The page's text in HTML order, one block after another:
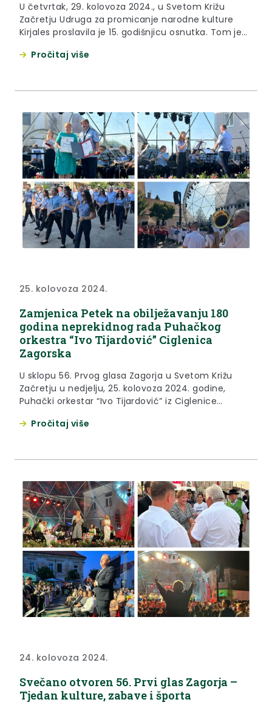
U četvrtak, 29. kolovoza 2024., u Svetom Križu
Začretju Udruga za promicanje narodne kulture
Kirjales proslavila je 15. godišnjicu osnutka. Tom je
članicama Udruge uručila prigodnu zahvalnicu i
Pročitaj više
25. kolovoza 2024.
Zamjenica Petek na obilježavanju 180
godina neprekidnog rada Puhačkog
orkestra “Ivo Tijardović” Ciglenica
Zagorska
U sklopu 56. Prvog glasa Zagorja u Svetom Križu
Začretju u nedjelju, 25. kolovoza 2024. godine,
Puhački orkestar “Ivo Tijardović” iz Ciglenice
neprekidnog rada i djelovanja. Tom je prigodom
Pročitaj više
24. kolovoza 2024.
Svečano otvoren 56. Prvi glas Zagorja –
Tjedan kulture, zabave i športa